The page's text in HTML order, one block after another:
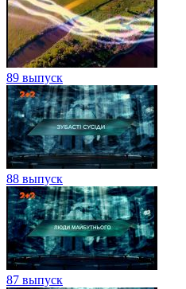
89 выпуск
88 выпуск
87 выпуск